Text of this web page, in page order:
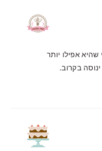
אפילו יותר
בקרוב.